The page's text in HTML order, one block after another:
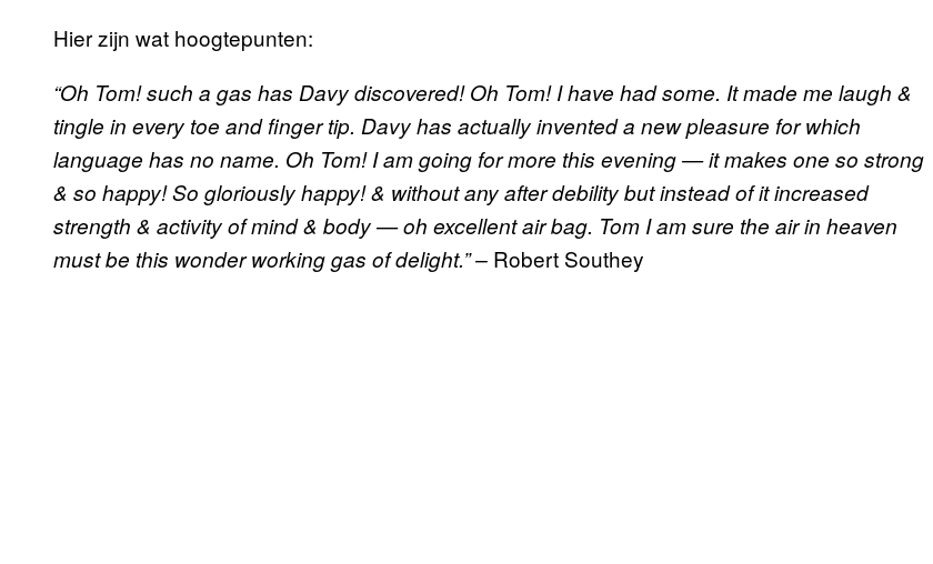
Hier zijn wat hoogtepunten:
“Oh Tom! such a gas has Davy discovered! Oh Tom! I have had some. It made me laugh &
tingle in every toe and finger tip. Davy has actually invented a new pleasure for which
language has no name. Oh Tom! I am going for more this evening — it makes one so strong
& so happy! So gloriously happy! & without any after debility but instead of it increased
strength & activity of mind & body — oh excellent air bag. Tom I am sure the air in heaven
must be this wonder working gas of delight.”– Robert Southey